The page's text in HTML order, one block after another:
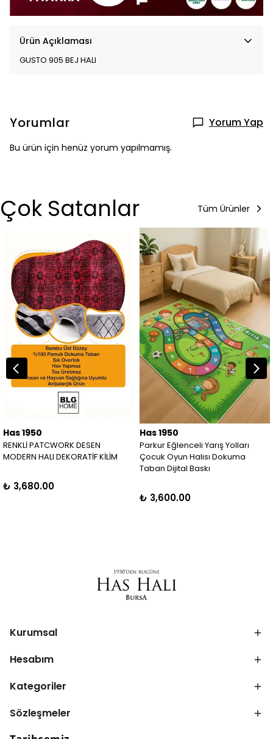
Ürün Açıklaması
GUSTO 905 BEJ HALI
Yorumlar Yorum Yap
Bu ürün için henüz yorum yapılmamış.
Çok Satanlar Tüm Ürünler
Has 1950
RENKLİ PATCWORK DESEN
MODERN HALI DEKORATİF KİLİM
₺ 3,680.00
Has 1950
Parkur Eğlenceli Yarış Yolları
Çocuk Oyun Halısı Dokuma
Taban Dijital Baskı
₺ 3,600.00
Kurumsal
Hesabım
Kategoriler
Sözleşmeler